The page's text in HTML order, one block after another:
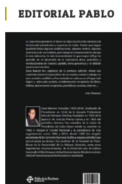
EDITORIAL PABLO